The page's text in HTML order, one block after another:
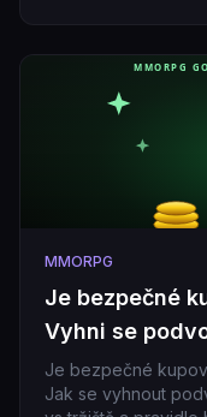
MMORPG
Je bezpečné
Vyhni se
Je bezpečné
Jak se vyhnout